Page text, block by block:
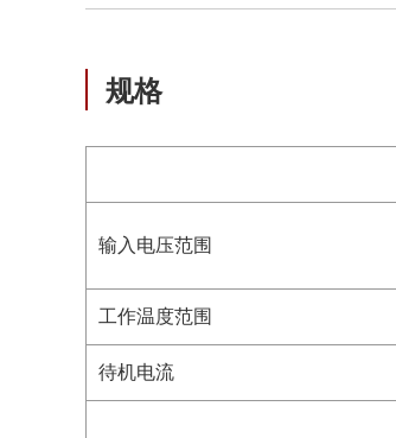
规格
输入电压范围
工作温度范围
待机电流